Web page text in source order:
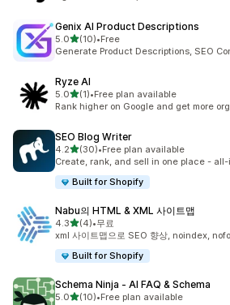
Genix AI Product Descriptions
5.0별 5개 중
(10)
총 리뷰 10개
•Free
Generate Product Descriptions, SEO
Ryze AI
5.0별 5개 중
(1)
총 리뷰 1개
•Free plan available
Rank higher on Google and get more
SEO Blog Writer
4.2별 5개 중
(30)
총 리뷰 30개
•Free plan available
Create, rank, and sell in one place -
Built for Shopify
Nabu의 HTML & XML 사이트맵
4.3별 5개 중
(4)
총 리뷰 4개
•무료
xml 사이트맵으로 SEO 향상, noindex,
Built for Shopify
Schema Ninja ‑ AI FAQ & Schema
5.0별 5개 중
(10)
총 리뷰 10개
•Free plan available